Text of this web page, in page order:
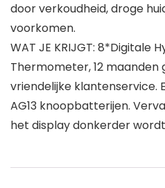
door verkoudheid, droge
voorkomen.
WAT JE KRIJGT: 8*Digitale
Thermometer, 12 maanden
vriendelijke
AG13 knoopbatterijen.
het display donkerder